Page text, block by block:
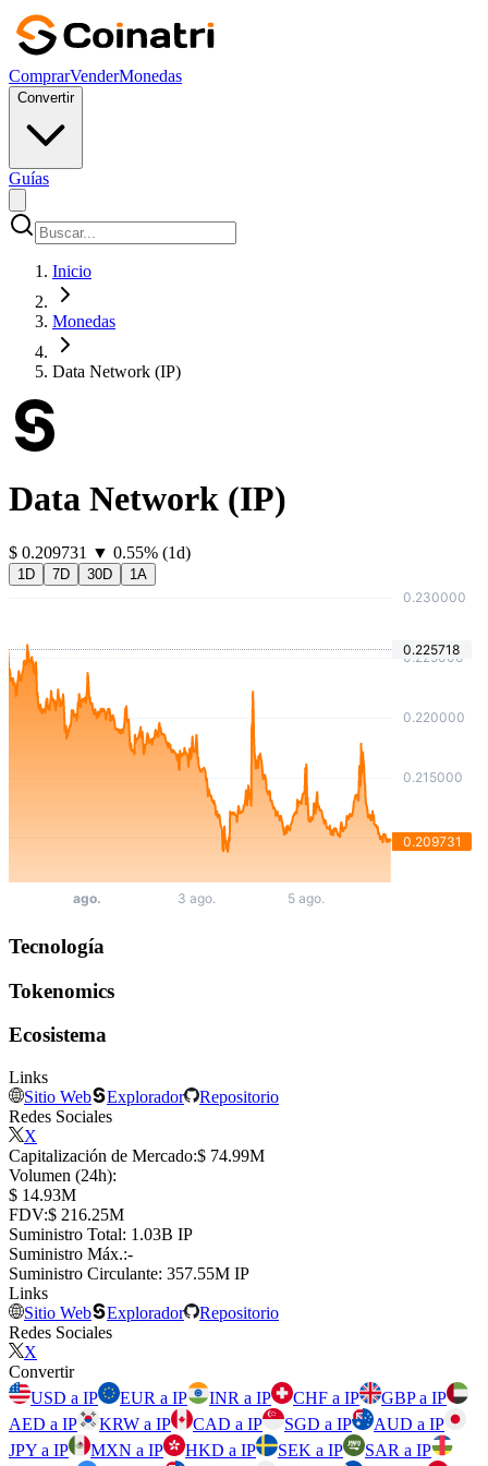
ComprarVenderMonedas
Convertir
Guías
Inicio
Monedas
Data Network (IP)
Data Network (IP)
⁦$⁩ 0.209731 ▼ 0.55% (1d)
1D 7D 30D 1A
Tecnología
Tokenomics
Ecosistema
Links
Sitio Web
Explorador
Repositorio
Redes Sociales
X
Capitalización de Mercado:⁦$⁩ 74.99M
Volumen (24h):
⁦$⁩ 14.93M
FDV:⁦$⁩ 216.25M
Suministro Total: ⁦⁩ 1.03B IP
Suministro Máx.:-
Suministro Circulante: ⁦⁩ 357.55M IP
Links
Sitio Web
Explorador
Repositorio
Redes Sociales
X
Convertir
USD a IP
EUR a IP INR a IP CHF a IP
GBP a IP
AED a IP
KRW a IP CAD a IP SGD a IP
AUD a IP
JPY a IP
MXN a IP HKD a IP SEK a IP SAR a IP